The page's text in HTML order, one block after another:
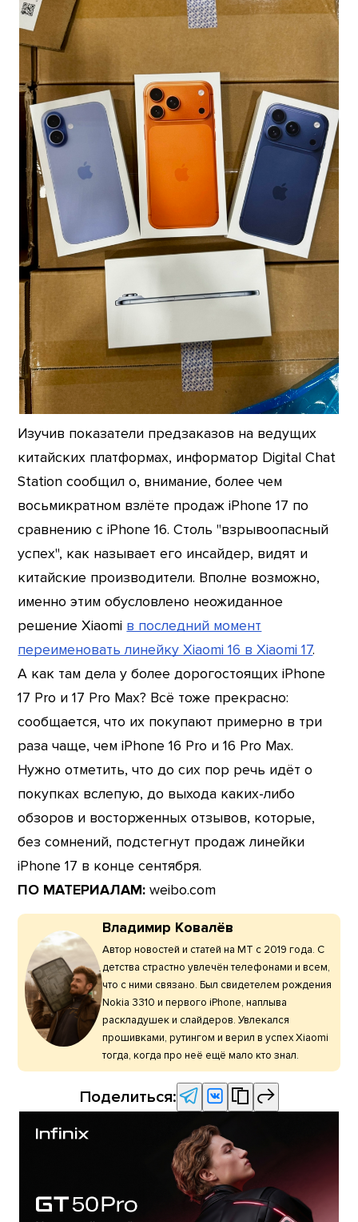
Изучив показатели предзаказов на ведущих
китайских платформах, информатор Digital Chat
Station сообщил о, внимание, более чем
восьмикратном взлёте продаж iPhone 17 по
сравнению с iPhone 16. Столь "взрывоопасный
успех", как называет его инсайдер, видят и
китайские производители. Вполне возможно,
именно этим обусловлено неожиданное
решение Xiaomi в последний момент
переименовать линейку Xiaomi 16 в Xiaomi 17.
А как там дела у более дорогостоящих iPhone
17 Pro и 17 Pro Max? Всё тоже прекрасно:
сообщается, что их покупают примерно в три
раза чаще, чем iPhone 16 Pro и 16 Pro Max.
Нужно отметить, что до сих пор речь идёт о
покупках вслепую, до выхода каких-либо
обзоров и восторженных отзывов, которые,
без сомнений, подстегнут продаж линейки
iPhone 17 в конце сентября.
ПО МАТЕРИАЛАМ: weibo.com
Владимир Ковалёв
Автор новостей и статей на МТ с 2019 года. С
детства страстно увлечён телефонами и всем,
что с ними связано. Был свидетелем рождения
Nokia 3310 и первого iPhone, наплыва
раскладушек и слайдеров. Увлекался
прошивками, рутингом и верил в успех Xiaomi
тогда, когда про неё ещё мало кто знал.
Поделиться: